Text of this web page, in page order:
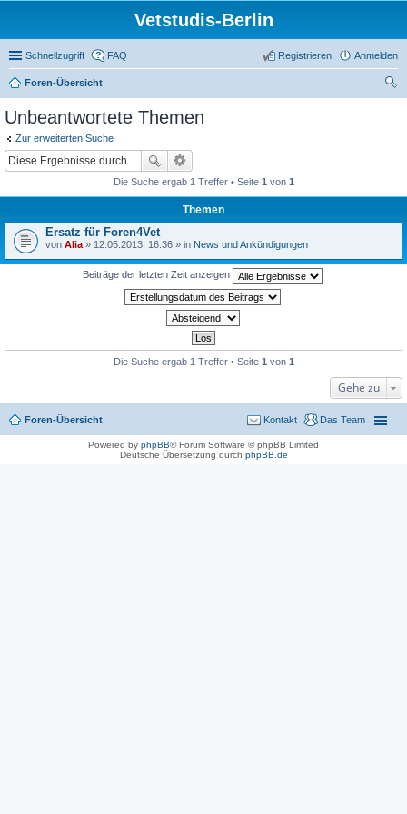
Vetstudis-Berlin
Schnellzugriff FAQ Anmelden
Registrieren
Foren-Übersicht
Unbeantwortete Themen
Zur erweiterten Suche
Die Suche ergab 1 Treffer • Seite 1 von 1
Themen
Ersatz für Foren4Vet
von Alia » 12.05.2013, 16:36 » in News und Ankündigungen
Beiträge der letzten Zeit anzeigen
Die Suche ergab 1 Treffer • Seite 1 von 1
Gehe zu
Foren-Übersicht Das Team
Kontakt
Powered by phpBB® Forum Software © phpBB Limited
Deutsche Übersetzung durch phpBB.de